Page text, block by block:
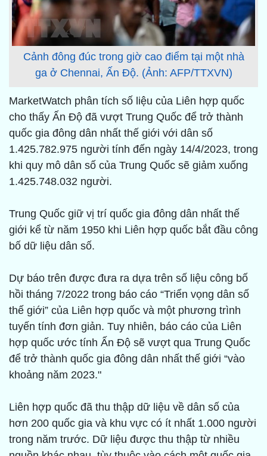
Cảnh đông đúc trong giờ cao điểm tại một nhà
ga ở Chennai, Ấn Độ. (Ảnh: AFP/TTXVN)
MarketWatch phân tích số liệu của Liên hợp quốc
cho thấy Ấn Độ đã vượt Trung Quốc để trở thành
quốc gia đông dân nhất thế giới với dân số
1.425.782.975 người tính đến ngày 14/4/2023, trong
khi quy mô dân số của Trung Quốc sẽ giảm xuống
1.425.748.032 người.
Trung Quốc giữ vị trí quốc gia đông dân nhất thế
giới kể từ năm 1950 khi Liên hợp quốc bắt đầu công
bố dữ liệu dân số.
Dự báo trên được đưa ra dựa trên số liệu công bố
hồi tháng 7/2022 trong báo cáo “Triển vọng dân số
thế giới” của Liên hợp quốc và một phương trình
tuyến tính đơn giản. Tuy nhiên, báo cáo của Liên
hợp quốc ước tính Ấn Độ sẽ vượt qua Trung Quốc
để trở thành quốc gia đông dân nhất thế giới “vào
khoảng năm 2023."
Liên hợp quốc đã thu thập dữ liệu về dân số của
hơn 200 quốc gia và khu vực có ít nhất 1.000 người
trong năm trước. Dữ liệu được thu thập từ nhiều